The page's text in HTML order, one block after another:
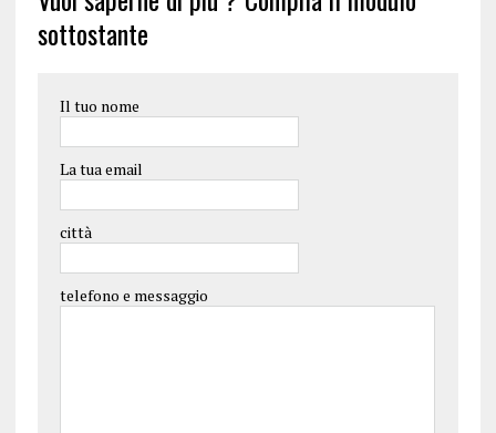
sottostante
Il tuo nome
La tua email
città
telefono e messaggio